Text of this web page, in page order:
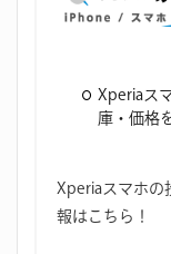
Xperiaス
庫・価格
Xperiaスマホの
報はこちら！